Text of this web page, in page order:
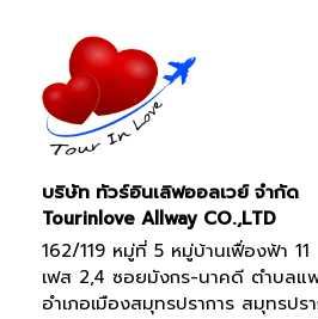
บริษัท ทัวร์อินเลิฟออลเวย์ จำกัด
Tourinlove Allway CO.,LTD
162/119 หมู่ที่ 5 หมู่บ้านเฟื่องฟ้า 11
เฟส 2,4 ซอยมังกร-นาคดี ตำบลแ
อำเภอเมืองสมุทรปราการ สมุทรปร